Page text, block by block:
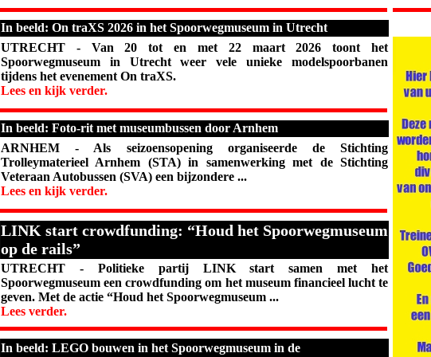
In beeld: On traXS 2026 in het Spoorwegmuseum in Utrecht
UTRECHT - Van 20 tot en met 22 maart 2026 toont het
Spoorwegmuseum in Utrecht weer vele unieke modelspoorbanen
tijdens het evenement On traXS.
Lees en kijk verder.
In beeld: Foto-rit met museumbussen door Arnhem
ARNHEM - Als seizoensopening organiseerde de Stichting
Trolleymaterieel Arnhem (STA) in samenwerking met de Stichting
Veteraan Autobussen (SVA) een bijzondere ...
Lees en kijk verder.
LINK start crowdfunding: “Houd het Spoorwegmuseum
op de rails”
UTRECHT - Politieke partij LINK start samen met het
Spoorwegmuseum een crowdfunding om het museum financieel lucht te
geven. Met de actie “Houd het Spoorwegmuseum ...
Lees verder.
In beeld: LEGO bouwen in het Spoorwegmuseum in de